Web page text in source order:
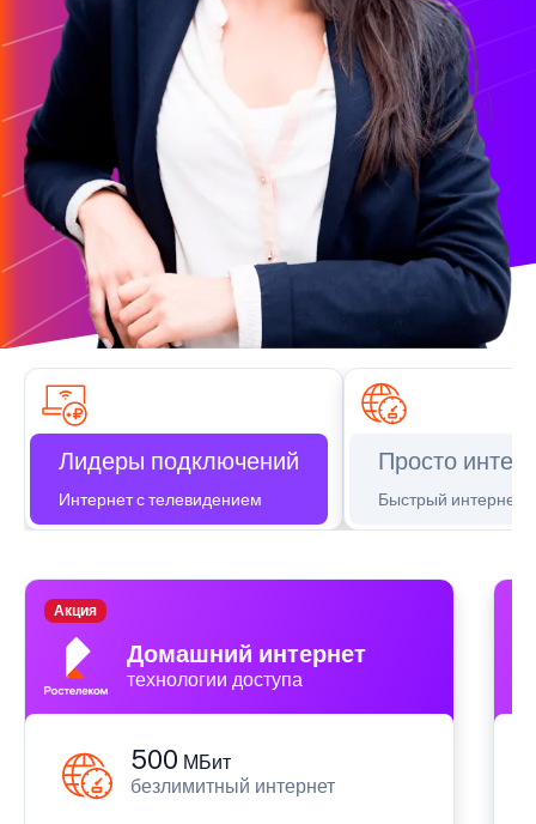
Лидеры подключений
Интернет с телевидением
Просто
Быстрый интернет
Домашний интернет
технологии доступа
Акция
500 МБит
безлимитный интернет